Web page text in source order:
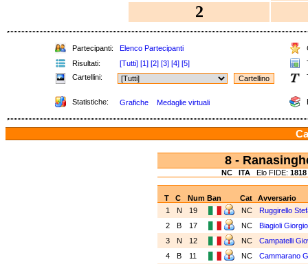
2
Partecipanti: Elenco Partecipanti
Risultati:
[Tutti] [1] [2] [3] [4] [5]
Cartellini:
Statistiche: Grafiche Medaglie virtuali
8 -
NC ITA Elo FIDE: 1818
T C Num Ban Cat
Avversario
1
N 19 NC
Ruggirello
2
B 17 NC
Biagioli Giorgio
3
N 12 NC
Campatelli
4
B 11 NC
Cammarano